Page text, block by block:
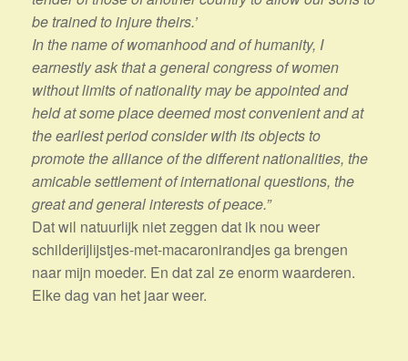
be trained to injure theirs.’
In the name of womanhood and of humanity, I
earnestly ask that a general congress of women
without limits of nationality may be appointed and
held at some place deemed most convenient and at
the earliest period consider with its objects to
promote the alliance of the different nationalities, the
amicable settlement of international questions, the
great and general interests of peace.”
Dat wil natuurlijk niet zeggen dat ik nou weer
schilderijlijstjes-met-macaronirandjes ga brengen
naar mijn moeder. En dat zal ze enorm waarderen.
Elke dag van het jaar weer.